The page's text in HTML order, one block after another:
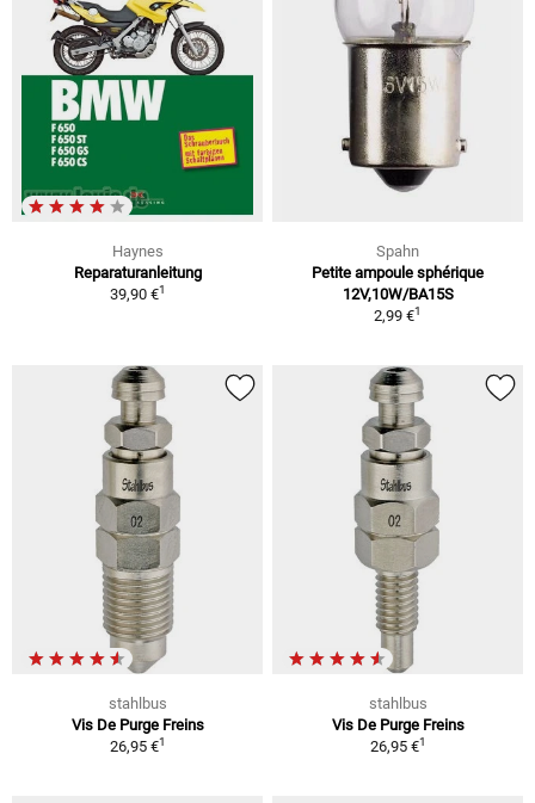
Haynes
Reparaturanleitung
39,90 €1
Spahn
Petite ampoule sphérique
12V,10W/BA15S
2,99 €1
stahlbus
Vis De Purge Freins
26,95 €1
stahlbus
Vis De Purge Freins
26,95 €1